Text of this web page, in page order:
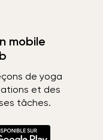
mobile
de yoga
et des
tâches.